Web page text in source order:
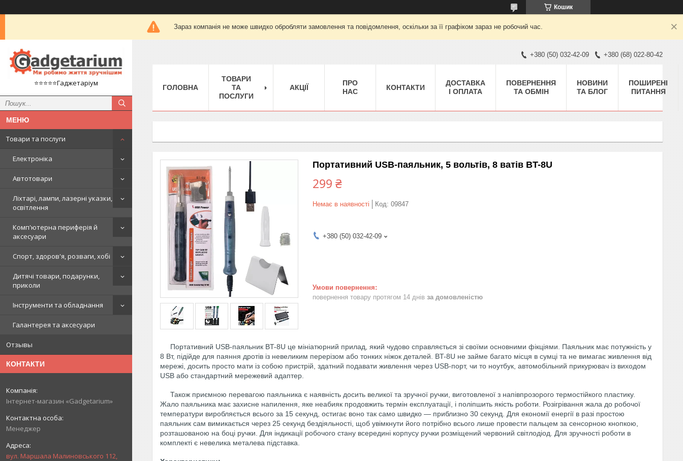
Кошик
Зараз компанія не може швидко обробляти замовлення та повідомлення, оскільки за її графіком зараз не робочий час.
⭐️⭐️⭐️⭐️⭐️Гаджетаріум
Товари та послуги
Електроніка
Автотовари
Ліхтарі, лампи, лазерні указки,
освітлення
Комп'ютерна периферія й
аксесуари
Спорт, здоров'я, розваги, хобі
Дитячі товари, подарунки,
приколи
Інструменти та обладнання
Галантерея та аксесуари
Отзывы
КОНТАКТИ
Інтернет-магазин «Gadgetarium»
Менеджер
вул. Маршала Малиновського 112,
+380 (50) 032-42-09 +380 (68) 022-80-42
ГОЛОВНА
ТОВАРИ
ТА
ПОСЛУГИ
АКЦІЇ
ПРО
НАС
КОНТАКТИ
ДОСТАВКА
І ОПЛАТА
ПОВЕРНЕННЯ
ТА ОБМІН
НОВИНИ
ТА БЛОГ
ПОШИРЕНІ
ПИТАННЯ
Портативний USB-паяльник, 5 вольтів, 8 ватів BT-8U
299 ₴
Немає в наявності Код: 09847
+380 (50) 032-42-09
повернення товару протягом 14 днів за домовленістю
Портативний USB-паяльник BT-8U це мініатюрний прилад, який чудово справляється зі своїми основними фікціями. Паяльник має потужність у
8 Вт, підійде для паяння дротів із невеликим перерізом або тонких ніжок деталей. BT-8U не займе багато місця в сумці та не вимагає живлення від
мережі, досить просто мати із собою пристрій, здатний подавати живлення через USB-порт, чи то ноутбук, автомобільний прикурювач із виходом
USB або стандартний мережевий адаптер.
Також приємною перевагою паяльника є наявність досить великої та зручної ручки, виготовленої з напівпрозорого термостійкого пластику.
Жало паяльника має захисне напилення, яке неабияк продовжить термін експлуатації, і поліпшить якість роботи. Розігрівання жала до робочої
температури виробляється всього за 15 секунд, остигає воно так само швидко — приблизно 30 секунд. Для економії енергії в разі простою
паяльник сам вимикається через 25 секунд бездіяльності, щоб увімкнути його потрібно всього лише провести пальцем за сенсорною кнопкою,
розташованою на боці ручки. Для індикації робочого стану всередині корпусу ручки розміщений червоний світлодіод. Для зручності роботи в
комплекті є невелика металева підставка.